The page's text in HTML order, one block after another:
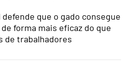
que o gado consegue
forma mais eficaz do que
de trabalhadores